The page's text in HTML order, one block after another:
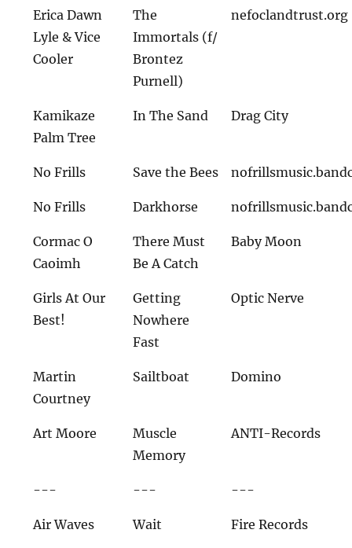
Erica Dawn
Lyle & Vice
Cooler
The
Immortals (f/
Brontez
Purnell)
nefoclandtrust.org
Kamikaze
Palm Tree
In The Sand Drag City
No Frills Save the Bees
No Frills Darkhorse
Cormac O
Caoimh
There Must
Be A Catch
Baby Moon
Girls At Our
Best!
Getting
Nowhere
Fast
Optic Nerve
Martin
Courtney
Sailtboat Domino
Art Moore
Muscle
Memory
ANTI-Records
--- --- ---
Air Waves Wait Fire Records